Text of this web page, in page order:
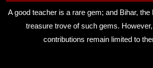
A good teacher is a rare gem; and Bihar, the
treasure trove of such gems.
contributions remain limited to